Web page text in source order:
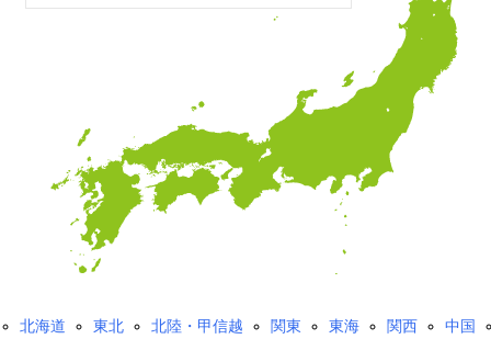
北海道 東北 北陸・甲信越 関東 東海 関西 中国